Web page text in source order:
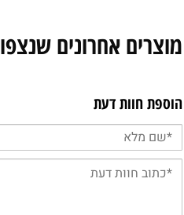
מוצרים אחרונים שנצפו
הוספת חוות דעת